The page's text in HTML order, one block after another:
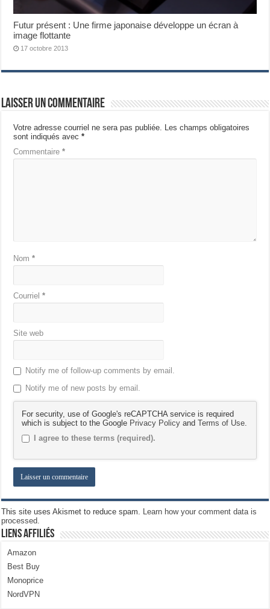
Futur présent : Une firme japonaise développe un écran à
image flottante
17 octobre 2013
Laisser un commentaire
Votre adresse courriel ne sera pas publiée. Les champs obligatoires
sont indiqués avec*
Commentaire*
Nom*
Courriel*
Site web
Notify me of follow-up comments by email.
Notify me of new posts by email.
For security, use of Google's reCAPTCHA service is required
which is subject to the Google Privacy Policy andTerms of Use.
I agree to these terms (required).
This site uses Akismet to reduce spam. Learn how your comment data is
processed.
Liens Affiliés
Amazon
Best Buy
Monoprice
NordVPN